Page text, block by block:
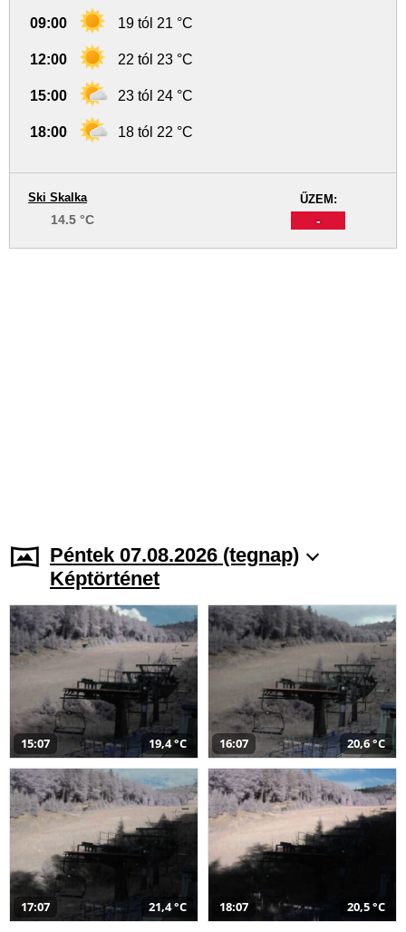
09:00 19 tól 21 °C
12:00 22 tól 23 °C
15:00 23 tól 24 °C
18:00 18 tól 22 °C
ŰZEM:
-
Ski Skalka
14.5 °C
Péntek 07.08.2026 (tegnap)
Képtörténet
15:07 19,4 °C 16:07 20,6 °C
17:07 21,4 °C 18:07 20,5 °C